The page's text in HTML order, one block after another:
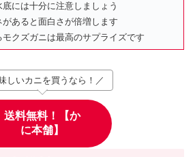
には十分に注意しましょう
あると面白さが倍増します
クズガニは最高のサプライズです
しいカニを買うなら！／
送料無料！【か
に本舗】